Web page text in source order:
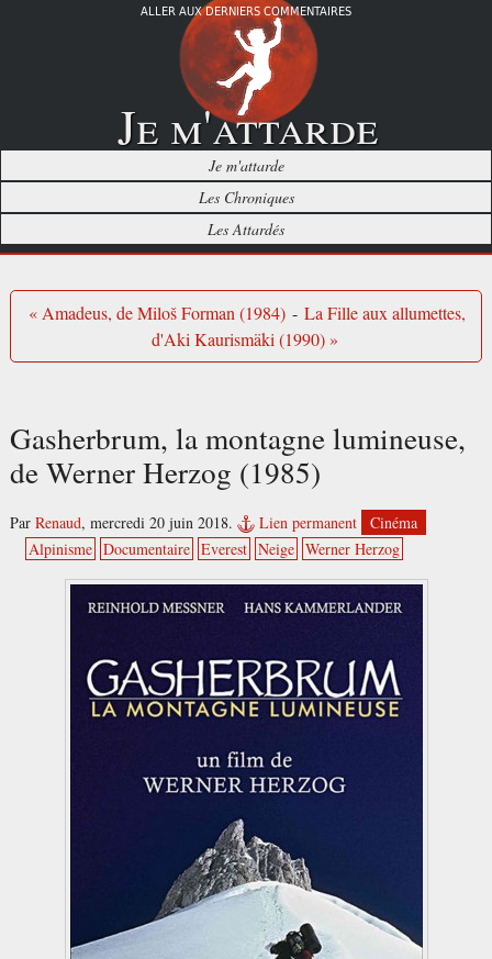
ALLER AUX DERNIERS COMMENTAIRES
Je m'attarde
Je m'attarde
Les Chroniques
Les Attardés
« Amadeus, de Miloš Forman (1984) - La Fille aux allumettes,
d'Aki Kaurismäki (1990) »
Gasherbrum, la montagne lumineuse,
de Werner Herzog (1985)
Par Renaud, mercredi 20 juin 2018. Lien permanent
Cinéma
Alpinisme Documentaire Everest Neige Werner Herzog